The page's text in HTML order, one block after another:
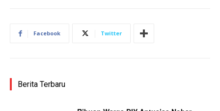
Facebook Twitter
Berita Terbaru